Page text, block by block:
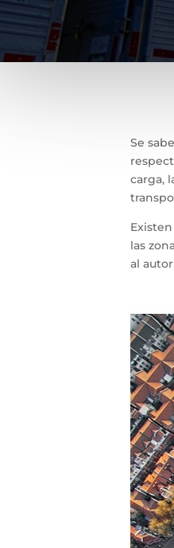
Se
carga,
las
al